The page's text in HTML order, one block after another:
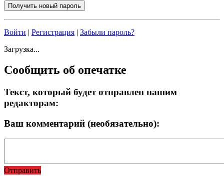
Войти | Регистрация | Забыли пароль?
Загрузка...
Сообщить об опечатке
Текст, который будет отправлен нашим
редакторам:
Ваш комментарий (необязательно):
Отправить